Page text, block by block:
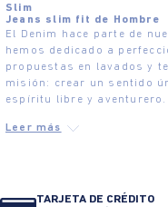
Slim
Jeans slim fit de Hombre
El Denim hace parte de
hemos dedicado a
propuestas en lavados y
misión: crear un sentido
espíritu libre y aventurero.
TARJETA DE CRÉDITO